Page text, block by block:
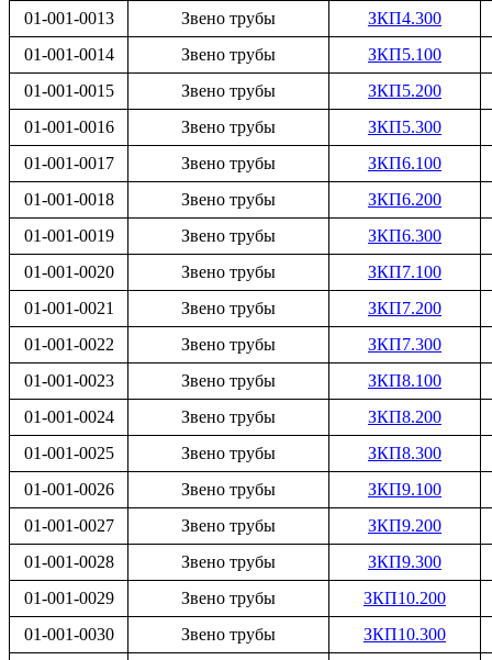
01-001-0013
Звено трубы
ЗКП4.300
01-001-0014
Звено трубы
ЗКП5.100
01-001-0015
Звено трубы
ЗКП5.200
01-001-0016
Звено трубы
ЗКП5.300
01-001-0017
Звено трубы
ЗКП6.100
01-001-0018
Звено трубы
ЗКП6.200
01-001-0019
Звено трубы
ЗКП6.300
01-001-0020
Звено трубы
ЗКП7.100
01-001-0021
Звено трубы
ЗКП7.200
01-001-0022
Звено трубы
ЗКП7.300
01-001-0023
Звено трубы
ЗКП8.100
01-001-0024
Звено трубы
ЗКП8.200
01-001-0025
Звено трубы
ЗКП8.300
01-001-0026
Звено трубы
ЗКП9.100
01-001-0027
Звено трубы
ЗКП9.200
01-001-0028
Звено трубы
ЗКП9.300
01-001-0029
Звено трубы
ЗКП10.200
01-001-0030
Звено трубы
ЗКП10.300